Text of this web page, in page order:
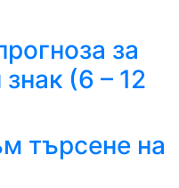
за
(6 – 12
търсене на